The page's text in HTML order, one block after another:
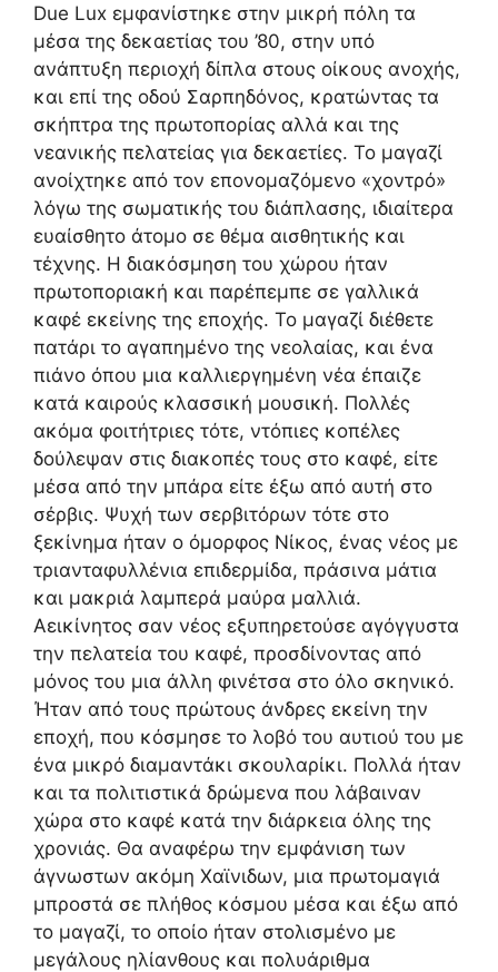
Due Lux εμφανίστηκε στην μικρή πόλη τα
μέσα της δεκαετίας του ’80, στην υπό
ανάπτυξη περιοχή δίπλα στους οίκους ανοχής,
και επί της οδού Σαρπηδόνος, κρατώντας τα
σκήπτρα της πρωτοπορίας αλλά και της
νεανικής πελατείας για δεκαετίες. Το μαγαζί
ανοίχτηκε από τον επονομαζόμενο «χοντρό»
λόγω της σωματικής του διάπλασης, ιδιαίτερα
ευαίσθητο άτομο σε θέμα αισθητικής και
τέχνης. Η διακόσμηση του χώρου ήταν
πρωτοποριακή και παρέπεμπε σε γαλλικά
καφέ εκείνης της εποχής. Το μαγαζί διέθετε
πατάρι το αγαπημένο της νεολαίας, και ένα
πιάνο όπου μια καλλιεργημένη νέα έπαιζε
κατά καιρούς κλασσική μουσική. Πολλές
ακόμα φοιτήτριες τότε, ντόπιες κοπέλες
δούλεψαν στις διακοπές τους στο καφέ, είτε
μέσα από την μπάρα είτε έξω από αυτή στο
σέρβις. Ψυχή των σερβιτόρων τότε στο
ξεκίνημα ήταν ο όμορφος Νίκος, ένας νέος με
τριανταφυλλένια επιδερμίδα, πράσινα μάτια
και μακριά λαμπερά μαύρα μαλλιά.
Αεικίνητος σαν νέος εξυπηρετούσε αγόγγυστα
την πελατεία του καφέ, προσδίνοντας από
μόνος του μια άλλη φινέτσα στο όλο σκηνικό.
Ήταν από τους πρώτους άνδρες εκείνη την
εποχή, που κόσμησε το λοβό του αυτιού του με
ένα μικρό διαμαντάκι σκουλαρίκι. Πολλά ήταν
και τα πολιτιστικά δρώμενα που λάβαιναν
χώρα στο καφέ κατά την διάρκεια όλης της
χρονιάς. Θα αναφέρω την εμφάνιση των
άγνωστων ακόμη Χαϊνιδων, μια πρωτομαγιά
μπροστά σε πλήθος κόσμου μέσα και έξω από
το μαγαζί, το οποίο ήταν στολισμένο με
μεγάλους ηλίανθους και πολυάριθμα